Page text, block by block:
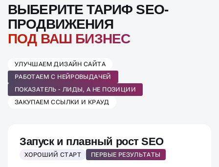
ВЫБЕРИТЕ ТАРИФ SEO-
ПРОДВИЖЕНИЯ
ПОД ВАШ БИЗНЕС
УЛУЧШАЕМ ДИЗАЙН САЙТА
РАБОТАЕМ С НЕЙРОВЫДАЧЕЙ
ПОКАЗАТЕЛЬ - ЛИДЫ, А НЕ ПОЗИЦИИ
ЗАКУПАЕМ ССЫЛКИ И КРАУД
Запуск и плавный рост SEO
ХОРОШИЙ СТАРТ ПЕРВЫЕ РЕЗУЛЬТАТЫ